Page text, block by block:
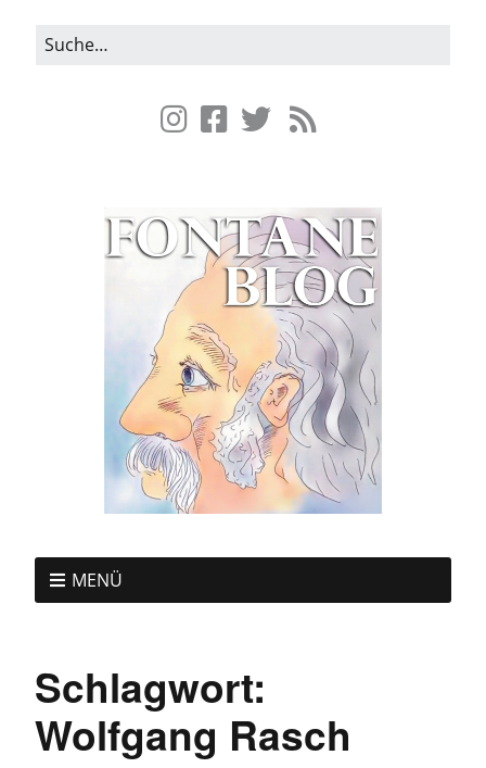
MENÜ
Schlagwort:
Wolfgang Rasch